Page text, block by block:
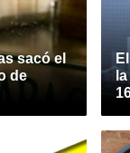
sacó el
de